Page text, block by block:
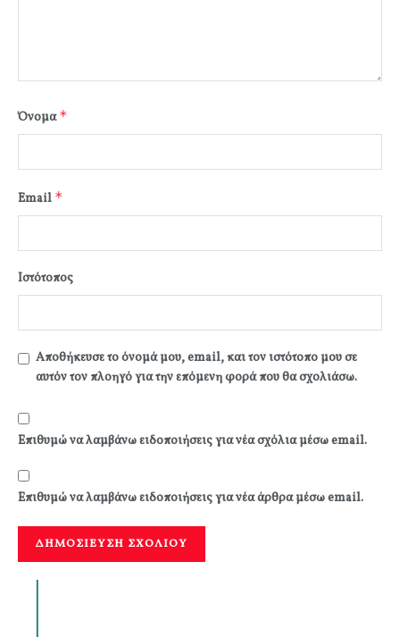
Όνομα*
Email *
Ιστότοπος
Αποθήκευσε το όνομά μου, email, και τον ιστότοπο μου σε
αυτόν τον πλοηγό για την επόμενη φορά που θα σχολιάσω.
Επιθυμώ να λαμβάνω ειδοποιήσεις για νέα σχόλια μέσω email.
Επιθυμώ να λαμβάνω ειδοποιήσεις για νέα άρθρα μέσω email.